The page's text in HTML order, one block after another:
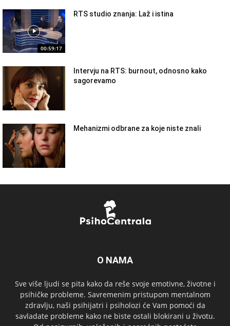
00:59:17
RTS studio znanja: Laž i istina
Intervju na RTS: burnout, odnosno kako
sagorevamo
Mehanizmi odbrane za koje niste znali
O NAMA
Sve više ljudi se pita kako da reše svoje emotivne, životne i
psihičke probleme. Savremenim pristupom mentalnom
zdravlju, naši psihijatri i psiholozi će Vam pomoći da
savladate probleme kako ne biste ostali blokirani u životu.